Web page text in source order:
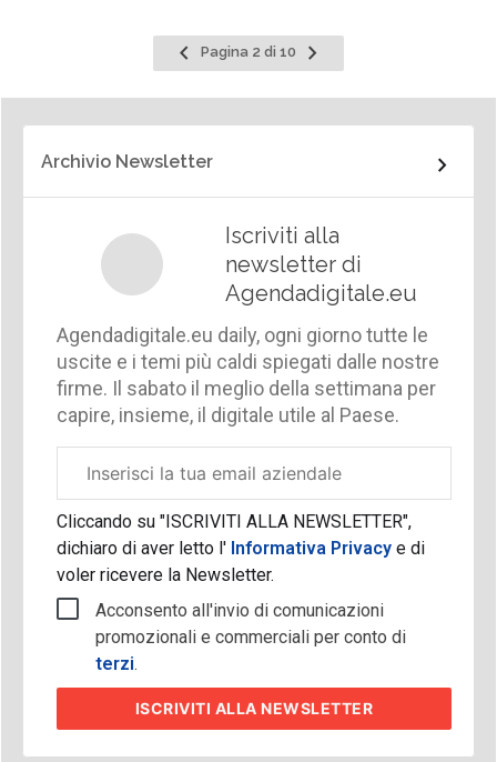
Pagina
precedente
Pagina 2 di 10
Pagina
successiva
Archivio Newsletter
Iscriviti alla
newsletter di
Agendadigitale.eu
Agendadigitale.eu daily, ogni giorno tutte le
uscite e i temi più caldi spiegati dalle nostre
firme. Il sabato il meglio della settimana per
capire, insieme, il digitale utile al Paese.
aziendale
Cliccando su "ISCRIVITI ALLA NEWSLETTER",
dichiaro di aver letto l'Informativa Privacy e di
voler ricevere la Newsletter.
Acconsento all'invio di comunicazioni
promozionali e commerciali per conto di
terzi.
ISCRIVITI ALLA NEWSLETTER